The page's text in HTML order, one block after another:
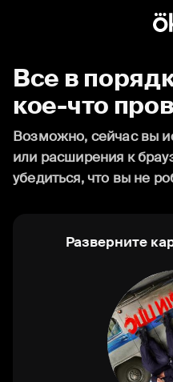
Все в
кое-что
Возможно, сейчас вы
или расширения к
убедиться, что вы не
Разверните